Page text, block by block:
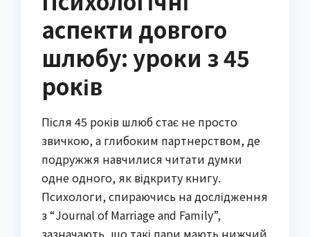
аспекти довгого
шлюбу: уроки з 45
років
Після 45 років шлюб стає не просто
звичкою, а глибоким партнерством, де
подружжя навчилися читати думки
одне одного, як відкриту книгу.
Психологи, спираючись на дослідження
з “Journal of Marriage and Family”,
зазначають, що такі пари мають нижчий